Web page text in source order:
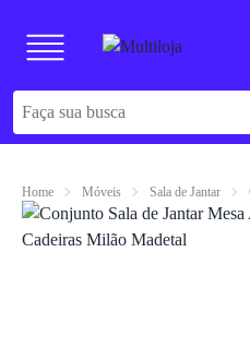
Home Móveis Sala de Jantar